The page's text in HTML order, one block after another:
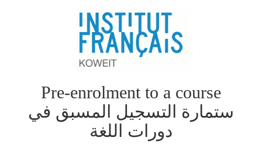
Pre-enrolment to a course
ستمارة التسجيل المسبق في
دورات اللغة